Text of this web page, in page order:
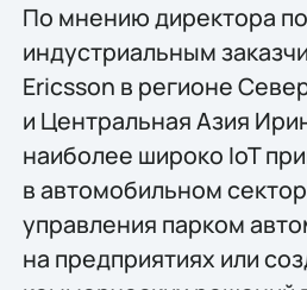
По мнению директора
индустриальным
Ericsson в регионе
и Центральная Азия
наиболее широко IoT
в автомобильном
управления парком
на предприятиях или